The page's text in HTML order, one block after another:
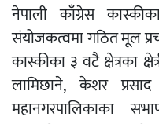
नेपाली काँग्रेस
संयोजकत्वमा गठित मूल
कास्कीका ३ वटै क्षेत्रका
लामिछाने, केशर प्रसाद
महानगरपालिकाका